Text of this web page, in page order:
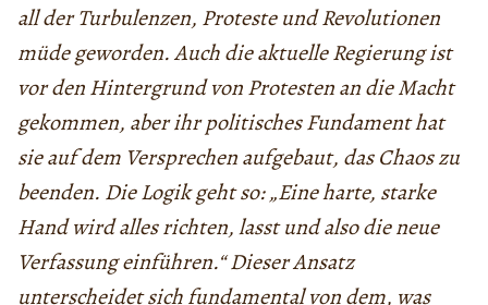
all der Turbulenzen, Proteste und Revolutionen
müde geworden. Auch die aktuelle Regierung ist
vor den Hintergrund von Protesten an die Macht
gekommen, aber ihr politisches Fundament hat
sie auf dem Versprechen aufgebaut, das Chaos zu
beenden. Die Logik geht so: „Eine harte, starke
Hand wird alles richten, lasst und also die neue
Verfassung einführen.“ Dieser Ansatz
unterscheidet sich fundamental von dem, was